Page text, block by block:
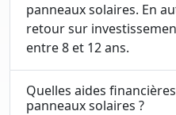
panneaux solaires. En
retour sur
entre 8 et 12 ans.
Quelles aides
panneaux solaires ?